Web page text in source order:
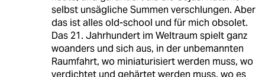
selbst unsägliche Summen verschlungen. Aber
das ist alles old-school und für mich obsolet.
Das 21. Jahrhundert im Weltraum spielt ganz
woanders und sich aus, in der unbemannten
Raumfahrt, wo miniaturisiert werden muss, wo
verdichtet und gehärtet werden muss, wo es